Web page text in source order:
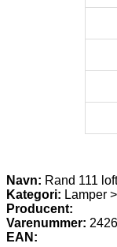
Navn: Rand 111
Kategori: Lamper
Producent:
Varenummer:
EAN: